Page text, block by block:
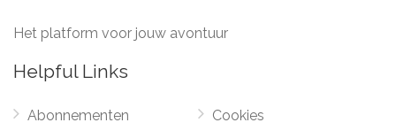
Het platform voor jouw avontuur
Helpful Links
Abonnementen
Cookies